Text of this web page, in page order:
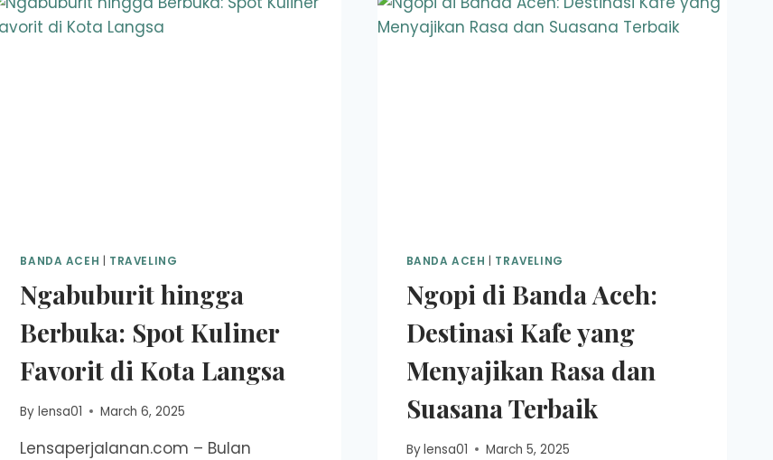
BANDA ACEH TRAVELING
Ngabuburit hingga
Berbuka: Spot Kuliner
Favorit di Kota Langsa
By lensa01 March 6, 2025
Lensaperjalanan.com – Bulan
BANDA ACEH TRAVELING
Ngopi di Banda Aceh:
Destinasi Kafe yang
Menyajikan Rasa dan
Suasana Terbaik
Bylensa01 March 5, 2025